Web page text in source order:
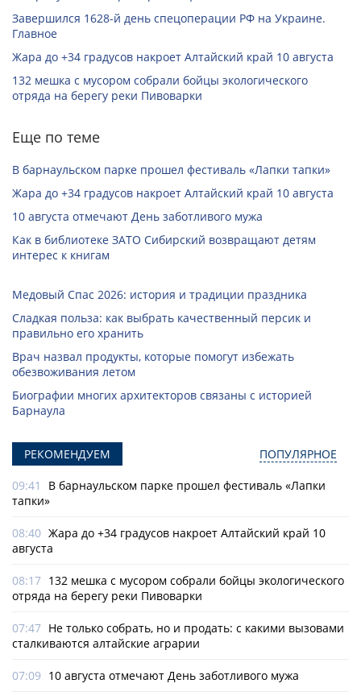
Завершился 1628-й день спецоперации РФ на Украине.
Главное
Жара до +34 градусов накроет Алтайский край 10 августа
132 мешка с мусором собрали бойцы экологического
отряда на берегу реки Пивоварки
Еще по теме
В барнаульском парке прошел фестиваль «Лапки тапки»
Жара до +34 градусов накроет Алтайский край 10 августа
10 августа отмечают День заботливого мужа
Как в библиотеке ЗАТО Сибирский возвращают детям
интерес к книгам
Медовый Спас 2026: история и традиции праздника
Сладкая польза: как выбрать качественный персик и
правильно его хранить
Врач назвал продукты, которые помогут избежать
обезвоживания летом
Биографии многих архитекторов связаны с историей
Барнаула
РЕКОМЕНДУЕМ ПОПУЛЯРНОЕ
09:41
В барнаульском парке прошел фестиваль «Лапки
тапки»
08:40 Жара до +34 градусов накроет Алтайский край 10
августа
08:17 132 мешка с мусором собрали бойцы экологического
отряда на берегу реки Пивоварки
07:47 Не только собрать, но и продать: с какими вызовами
сталкиваются алтайские аграрии
07:09 10 августа отмечают День заботливого мужа